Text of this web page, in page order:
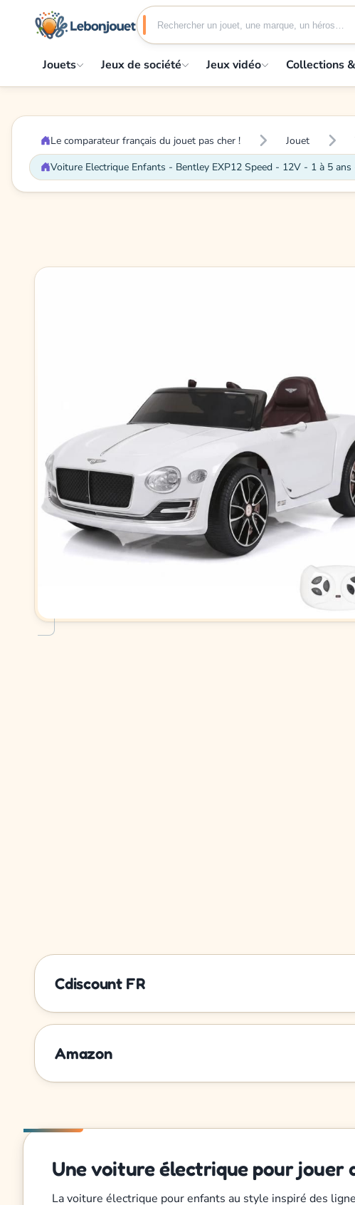
Jouets Jeux de société Jeux vidéo Collections
Le comparateur français du jouet pas cher ! Jouet
Voiture Electrique Enfants - Bentley EXP12 Speed - 12V - 1 à 5 ans
Cdiscount FR
Amazon
Une voiture électrique pour jouer
La voiture électrique pour enfants au style inspiré des